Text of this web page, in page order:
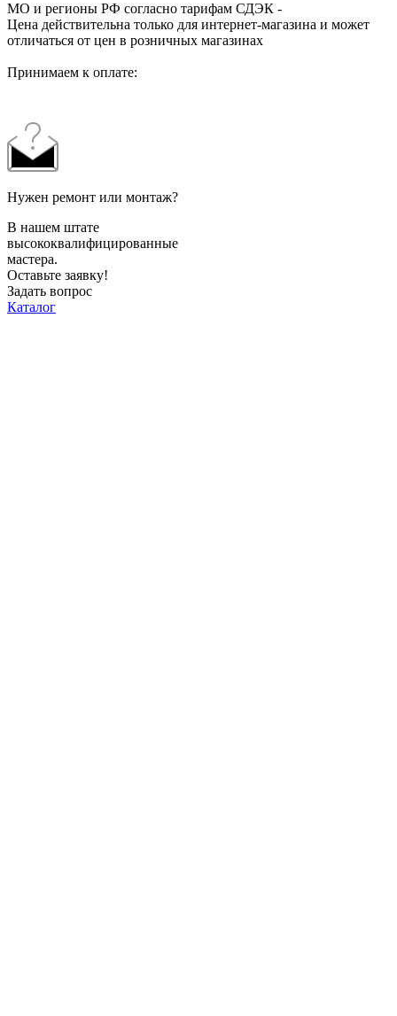
МО и регионы РФ согласно тарифам СДЭК -
Цена действительна только для интернет-магазина и может
отличаться от цен в розничных магазинах
Принимаем к оплате:
Нужен ремонт или монтаж?
В нашем штате
высококвалифицированные
мастера.
Оставьте заявку!
Задать вопрос
Каталог